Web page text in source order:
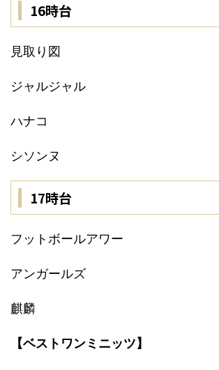
16時台
見取り図
ジャルジャル
ハナコ
シソンヌ
17時台
フットボールアワー
アンガールズ
麒麟
【ベストワンミニッツ】